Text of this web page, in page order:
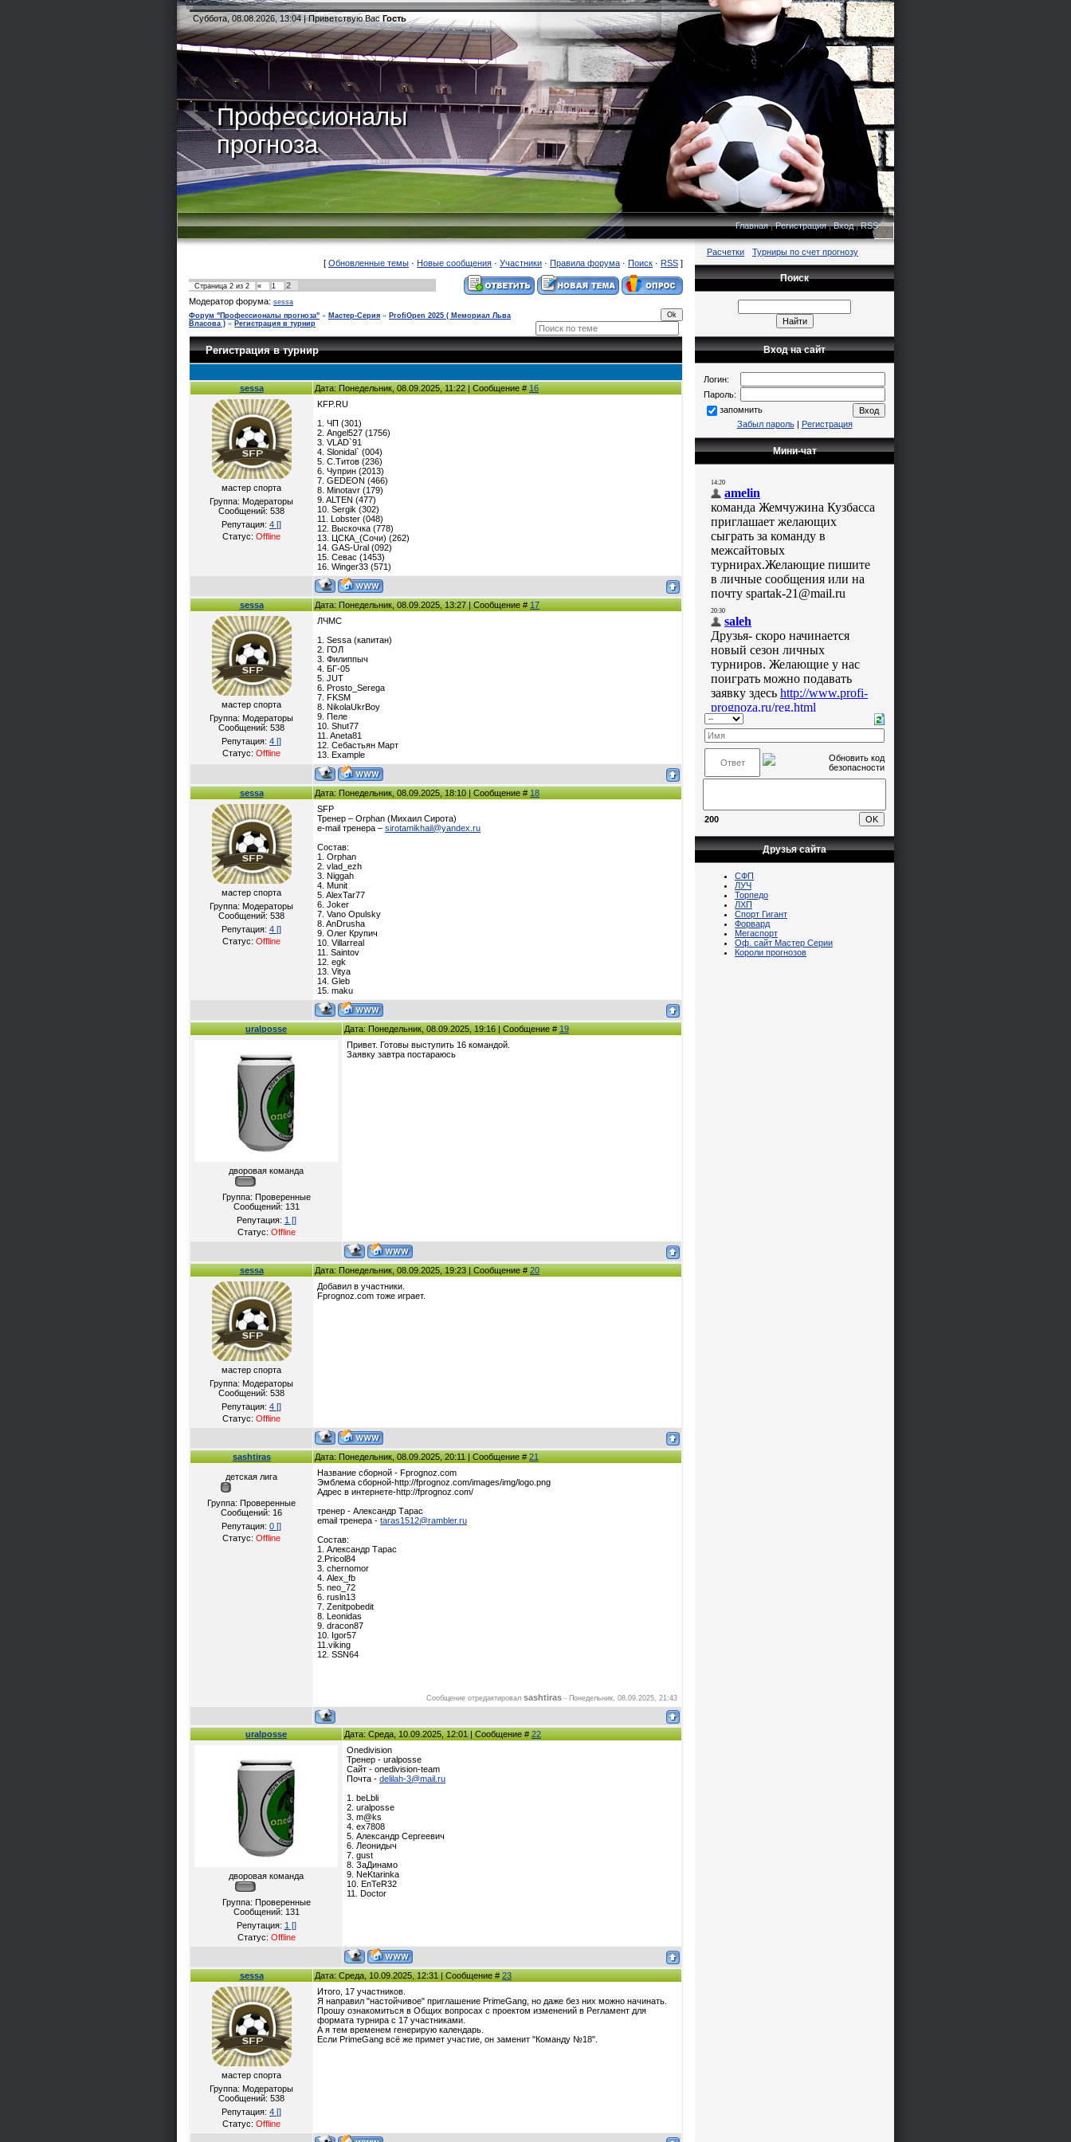
Суббота, 08.08.2026, 13:04 |Приветствую Вас Гость
Профессионалы
прогноза
Главная|Регистрация|Вход|RSS
[ Обновленные темы · Новые сообщения · Участники · Правила форума · Поиск · RSS ]
Страница 2 из 2 « 1
2
Модератор форума: sessa
Форум "Профессионалы прогноза" » Мастер-Серия » ProfiOpen 2025 ( Мемориал Льва
Власова ) » Регистрация в турнир
Регистрация в турнир
sessa Дата: Понедельник, 08.09.2025, 11:22 | Сообщение #16
мастер спорта
Группа: Модераторы
Сообщений: 538
Репутация: 4 []
Статус: Offline
KFP.RU
1. ЧП (301)
2. Angel527 (1756)
3. VLAD`91
4. Slonidal` (004)
5. С.Титов (236)
6. Чуприн (2013)
7. GEDEON (466)
8. Minotavr (179)
9. ALTEN (477)
10. Sergik (302)
11. Lobster (048)
12. Выскочка (778)
13. ЦСКА_(Сочи) (262)
14. GAS-Ural (092)
15. Севас (1453)
16. Winger33 (571)
sessa Дата: Понедельник, 08.09.2025, 13:27 | Сообщение #17
мастер спорта
Группа: Модераторы
Сообщений: 538
Репутация: 4 []
Статус: Offline
ЛЧМС
1. Sessa (капитан)
2. ГОЛ
3. Филиппыч
4. БГ-05
5. JUT
6. Prosto_Serega
7. FKSM
8. NikolaUkrBoy
9. Пеле
10. Shut77
11. Aneta81
12. Себастьян Март
13. Example
sessa Дата: Понедельник, 08.09.2025, 18:10 | Сообщение #18
мастер спорта
Группа: Модераторы
Сообщений: 538
Репутация: 4 []
Статус: Offline
SFP
Тренер – Orphan (Михаил Сирота)
e-mail тренера – sirotamikhail@yandex.ru
Состав:
1. Orphan
2. vlad_ezh
3. Niggah
4. Munit
5. AlexTar77
6. Joker
7. Vano Opulsky
8. AnDrusha
9. Олег Крупич
10. Villarreal
11. Saintov
12. egk
13. Vitya
14. Gleb
15. maku
uralposse Дата: Понедельник, 08.09.2025, 19:16 | Сообщение #19
дворовая команда
Группа: Проверенные
Сообщений: 131
Репутация: 1 []
Статус: Offline
Привет. Готовы выступить 16 командой.
Заявку завтра постараюсь
sessa Дата: Понедельник, 08.09.2025, 19:23 | Сообщение #20
мастер спорта
Группа: Модераторы
Сообщений: 538
Репутация: 4 []
Статус: Offline
Добавил в участники.
Fprognoz.com тоже играет.
sashtiras Дата: Понедельник, 08.09.2025, 20:11 | Сообщение #21
детская лига
Группа: Проверенные
Сообщений: 16
Репутация: 0 []
Статус: Offline
Название сборной - Fprognoz.com
Эмблема сборной-http://fprognoz.com/images/img/logo.png
Адрес в интернете-http://fprognoz.com/
тренер - Александр Тарас
email тренера - taras1512@rambler.ru
Состав:
1. Александр Тарас
2.Pricol84
3. chernomor
4. Alex_fb
5. neo_72
6. rusln13
7. Zenitpobedit
8. Leonidas
9. dracon87
10. Igor57
11.viking
12. SSN64
Сообщение отредактировал sashtiras - Понедельник, 08.09.2025, 21:43
uralposse Дата: Среда, 10.09.2025, 12:01 | Сообщение #22
дворовая команда
Группа: Проверенные
Сообщений: 131
Репутация: 1 []
Статус: Offline
Onedivision
Тренер - uralposse
Сайт - onedivision-team
Почта - delilah-3@mail.ru
1. beLbli
2. uralposse
3. m@ks
4. ex7808
5. Александр Сергеевич
6. Леонидыч
7. gust
8. ЗаДинамо
9. NeKtarinka
10. EnTeR32
11. Doctor
sessa Дата: Среда, 10.09.2025, 12:31 | Сообщение #23
мастер спорта
Группа: Модераторы
Сообщений: 538
Репутация: 4 []
Статус: Offline
Итого, 17 участников.
Я направил "настойчивое" приглашение PrimeGang, но даже без них можно начинать.
Прошу ознакомиться в Общих вопросах с проектом изменений в Регламент для
формата турнира с 17 участниками.
А я тем временем генерирую календарь.
Если PrimeGang всё же примет участие, он заменит "Команду №18".
Расчетки Турниры по счет прогнозу
Поиск
Вход на сайт
Логин:
Пароль:
запомнить
Забыл пароль| Регистрация
Мини-чат
200
Друзья сайта
СФП
ЛУЧ
Торпедо
ЛХП
Спорт Гигант
Форвард
Мегаспорт
Оф. сайт Мастер Серии
Короли прогнозов